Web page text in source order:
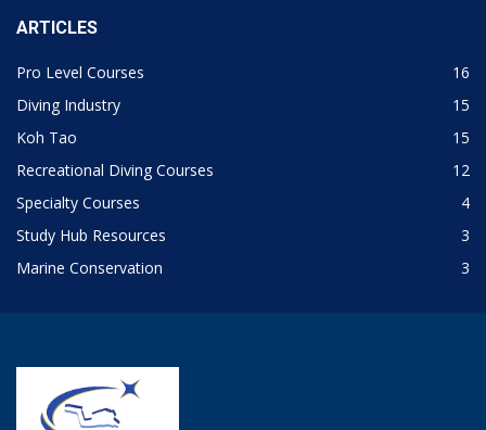
ARTICLES
Pro Level Courses
16
Diving Industry
15
Koh Tao
15
Recreational Diving Courses
12
Specialty Courses
4
Study Hub Resources
3
Marine Conservation
3